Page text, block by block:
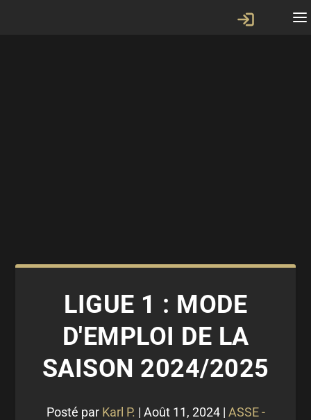
LIGUE 1 : MODE
D'EMPLOI DE LA
SAISON 2024/2025
Posté par Karl P. | Août 11, 2024| ASSE -